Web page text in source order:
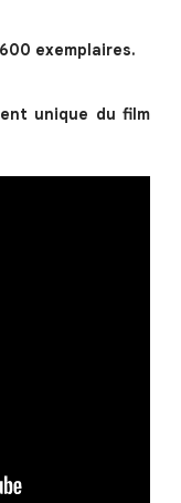
exemplaires.
unique du film